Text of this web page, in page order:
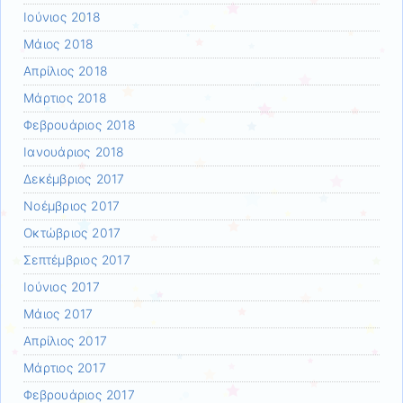
Ιούνιος 2018
Μάιος 2018
Απρίλιος 2018
Μάρτιος 2018
Φεβρουάριος 2018
Ιανουάριος 2018
Δεκέμβριος 2017
Νοέμβριος 2017
Οκτώβριος 2017
Σεπτέμβριος 2017
Ιούνιος 2017
Μάιος 2017
Απρίλιος 2017
Μάρτιος 2017
Φεβρουάριος 2017